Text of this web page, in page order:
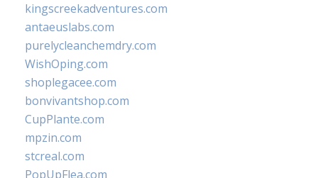
kingscreekadventures.com
antaeuslabs.com
purelycleanchemdry.com
WishOping.com
shoplegacee.com
bonvivantshop.com
CupPlante.com
mpzin.com
stcreal.com
PopUpFlea.com